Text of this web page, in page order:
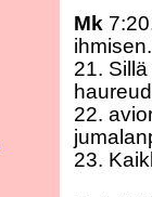
Mk
ihmisen.
21.
22.
23.